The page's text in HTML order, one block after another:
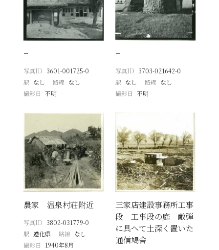
−
写真ID 3601-001725-0
駅 なし 路線 なし
撮影日
不明
−
写真ID 3703-021642-0
駅 なし 路線 なし
撮影日 不明
農家 温泉村荘附近
写真ID 3802-031779-0
駅 遵化県 路線 なし
撮影日
1940年8月
三家店建設事務所工事
段 工事段の庭 敵弾
に具へて土深く置いた
通信鳩舎